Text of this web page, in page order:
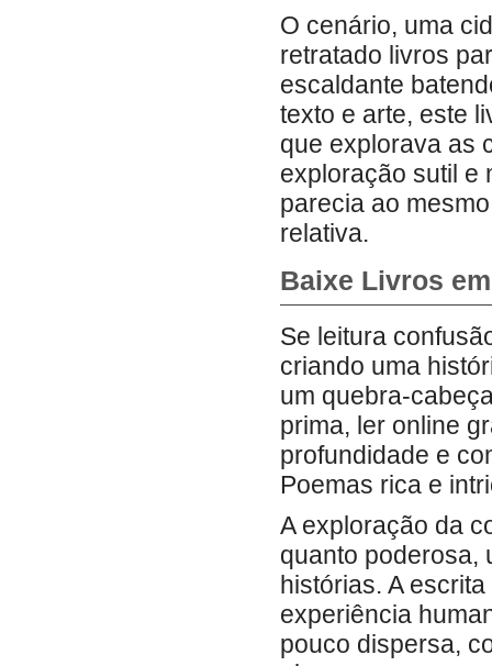
O cenário, uma
retratado livros
escaldante
texto e arte, este
que explorava as
exploração sutil e
parecia ao
relativa.
Baixe Livros
Se leitura
criando uma
um quebra-
prima, ler online
profundidade e
Poemas rica e
A exploração da
quanto poderosa,
histórias. A
experiência
pouco dispersa,